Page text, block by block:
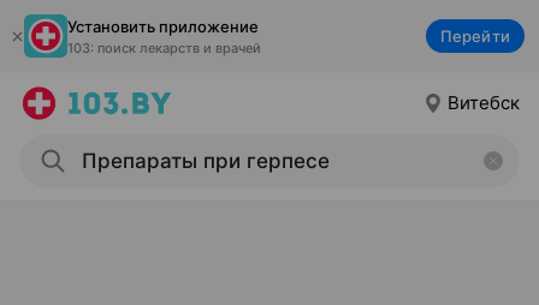
Установить приложение
103: поиск лекарств и врачей
Перейти
Витебск